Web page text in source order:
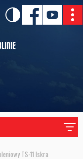
TS-11 Iskra